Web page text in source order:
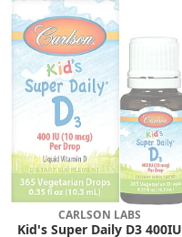
CARLSON LABS
Kid's Super Daily D3 400IU